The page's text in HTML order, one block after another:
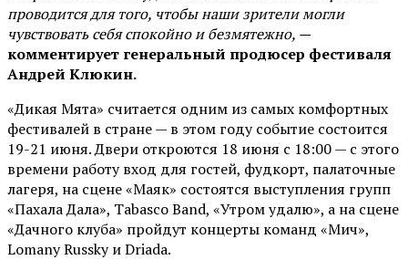
проводится для того, чтобы наши зрители могли
чувствовать себя спокойно и безмятежно, —
комментирует генеральный продюсер фестиваля
Андрей Клюкин.
«Дикая Мята» считается одним из самых комфортных
фестивалей в стране — в этом году событие состоится
19-21 июня. Двери откроются 18 июня с 18:00 — с этого
времени работу вход для гостей, фудкорт, палаточные
лагеря, на сцене «Маяк» состоятся выступления групп
«Пахала Дала», Tabasco Band, «Утром удалю», а на сцене
«Дачного клуба» пройдут концерты команд «Мич»,
Lomany Russky и Driada.